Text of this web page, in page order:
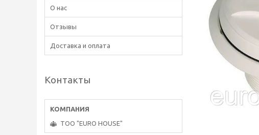
О нас
Отзывы
Доставка и оплата
Контакты
ТОО "EURO HOUSE"